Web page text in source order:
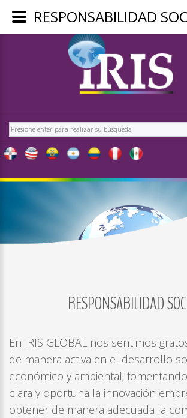
Buscar
RESPONSABILIDAD
En IRIS GLOBAL nos sentimos
de manera activa en el desarrollo
económico y ambiental;
clara y oportuna la innovación
obtener de manera adecuada la
REGÍSTRATE
-
OBTÉN
EXCLUSIVO
PARA
USUARIOS
IRIS
LOG
Remember
me
RESPONSABILIDAD